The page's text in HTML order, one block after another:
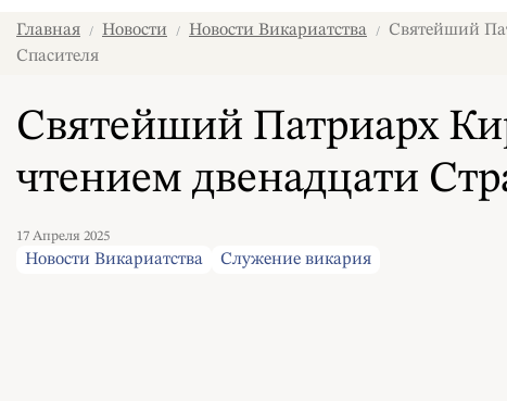
Главная / Новости / Новости Викариатства /
Святейший
Спасителя
Святейший Патриарх
чтением двенадцати
17 Апреля 2025
Новости Викариатства Служение викария